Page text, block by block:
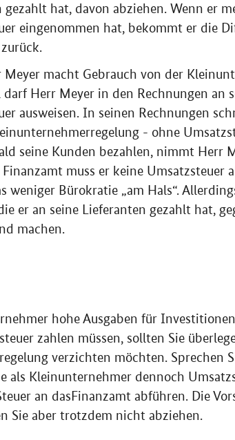
gezahlt hat, davon abziehen. Wenn er
eingenommen hat, bekommt er die
Meyer macht Gebrauch von der
darf Herr Meyer in den Rechnungen an
ausweisen. In seinen Rechnungen
- ohne
seine Kunden bezahlen, nimmt Herr
Finanzamt muss er keine Umsatzsteuer
weniger Bürokratie „am Hals“.
er an seine Lieferanten gezahlt hat,
machen.
hohe Ausgaben für
zahlen müssen, sollten Sie
verzichten möchten. Sprechen
als Kleinunternehmer dennoch
an dasFinanzamt abführen. Die
Sie aber trotzdem nicht abziehen.